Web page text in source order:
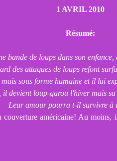
1 AVRIL 2010
Résumé:
bande de loups dans son
des attaques de loups refont
sous forme humaine et il lui
devient loup-garou l'hiver mais
Leur amour pourra t-il survivre à
couverture américaine! Au